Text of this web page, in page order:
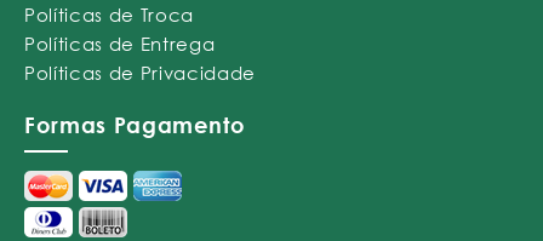
Políticas de Troca
Políticas de Entrega
Políticas de Privacidade
Formas Pagamento